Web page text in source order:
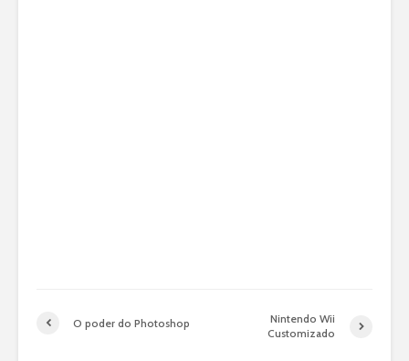
O poder do Photoshop
Nintendo Wii
Customizado